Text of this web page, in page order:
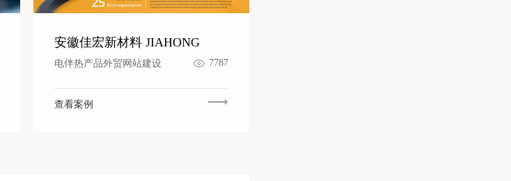
安徽佳宏新材料 JIAHONG
电伴热产品外贸网站建设 7787
查看案例